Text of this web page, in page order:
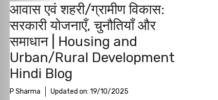
आवास एवं शहरी/ग्रामीण विकास:
सरकारी योजनाएँ, चुनौतियाँ और
समाधान | Housing and
Urban/Rural Development
Hindi Blog
P Sharma Updated on: 19/10/2025